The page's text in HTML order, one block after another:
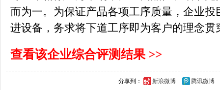
而为一。为保证产品各项工序质量，企业
进设备，务求将下道工序即为客户的理念贯
查看该企业综合评测结果 >>
分享到： 新浪微博 腾讯微博